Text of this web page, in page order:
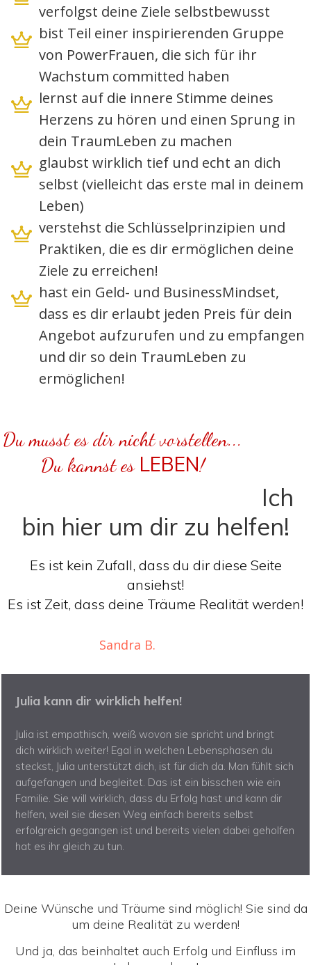
verfolgst deine Ziele selbstbewusst
bist Teil einer inspirierenden Gruppe
von PowerFrauen, die sich für ihr
Wachstum committed haben
lernst auf die innere Stimme deines
Herzens zu hören und einen Sprung in
dein TraumLeben zu machen
glaubst wirklich tief und echt an dich
selbst (vielleicht das erste mal in deinem
Leben)
verstehst die Schlüsselprinzipien und
Praktiken, die es dir ermöglichen deine
Ziele zu erreichen!
hast ein Geld- und BusinessMindset,
dass es dir erlaubt jeden Preis für dein
Angebot aufzurufen und zu empfangen
und dir so dein TraumLeben zu
ermöglichen!
Du musst es dir nicht vorstellen...
Du kannst es LEBEN!
Ich
bin hier um dir zu helfen!
Es ist kein Zufall, dass du dir diese Seite
ansiehst!
Es ist Zeit, dass deine Träume Realität werden!
Sandra B.
Julia kann dir wirklich helfen!
Julia ist empathisch, weiß wovon sie spricht und bringt
dich wirklich weiter! Egal in welchen Lebensphasen du
steckst, Julia unterstützt dich, ist für dich da. Man fühlt sich
aufgefangen und begleitet. Das ist ein bisschen wie ein
Familie. Sie will wirklich, dass du Erfolg hast und kann dir
helfen, weil sie diesen Weg einfach bereits selbst
erfolgreich gegangen ist und bereits vielen dabei geholfen
hat es ihr gleich zu tun.
Deine Wünsche und Träume sind möglich! Sie sind da
um deine Realität zu werden!
Und ja, das beinhaltet auch Erfolg und Einfluss im